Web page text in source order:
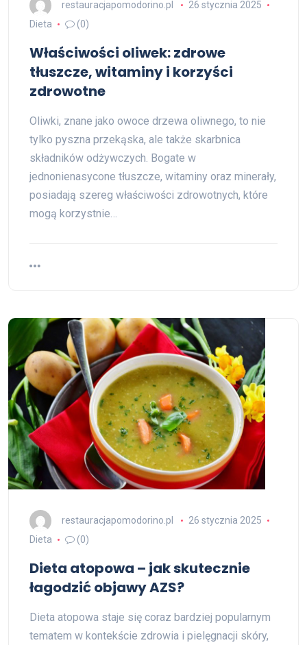
restauracjapomodorino.pl
26 stycznia 2025
Dieta
(0)
Właściwości oliwek: zdrowe
tłuszcze, witaminy i korzyści
zdrowotne
Oliwki, znane jako owoce drzewa oliwnego, to nie
tylko pyszna przekąska, ale także skarbnica
składników odżywczych. Bogate w
jednonienasycone tłuszcze, witaminy oraz minerały,
posiadają szereg właściwości zdrowotnych, które
mogą korzystnie…
restauracjapomodorino.pl
26 stycznia 2025
Dieta
(0)
Dieta atopowa – jak skutecznie
łagodzić objawy AZS?
Dieta atopowa staje się coraz bardziej popularnym
tematem w kontekście zdrowia i pielęgnacji skóry,